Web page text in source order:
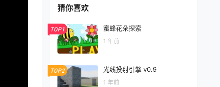
猜你喜欢
TOP1 蜜蜂花朵探索
1 年前
TOP2 光线投射引擎 v0.9
1 年前